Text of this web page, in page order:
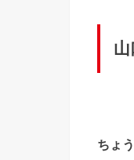
ちょ